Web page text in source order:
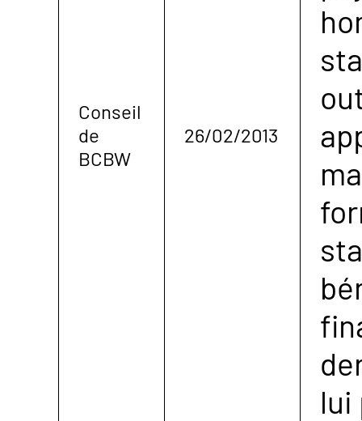
Conseil
de
BCBW
26/02/2013
lui